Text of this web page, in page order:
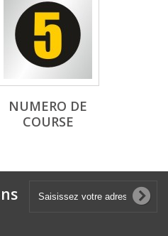
NUMERO DE
COURSE